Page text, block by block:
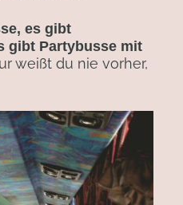
es gibt
gibt Partybusse mit
weißt du nie vorher,